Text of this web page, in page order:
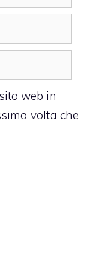
web in
volta che